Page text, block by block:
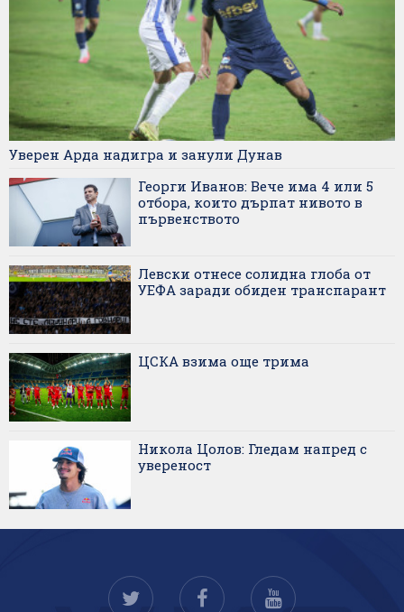
Уверен Арда надигра и занули Дунав
Георги Иванов: Вече има 4 или 5
отбора, които дърпат нивото в
първенството
Левски отнесе солидна глоба от
УЕФА заради обиден транспарант
ЦСКА взима още трима
Никола Цолов: Гледам напред с
увереност